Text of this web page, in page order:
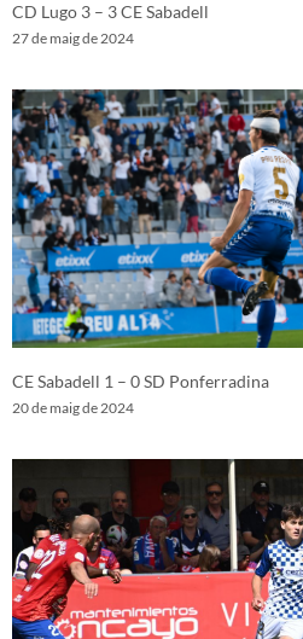
CD Lugo 3 – 3 CE Sabadell
27 de maig de 2024
CE Sabadell 1 – 0 SD Ponferradina
20 de maig de 2024